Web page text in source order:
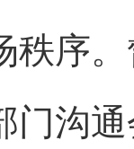
秩序
门沟